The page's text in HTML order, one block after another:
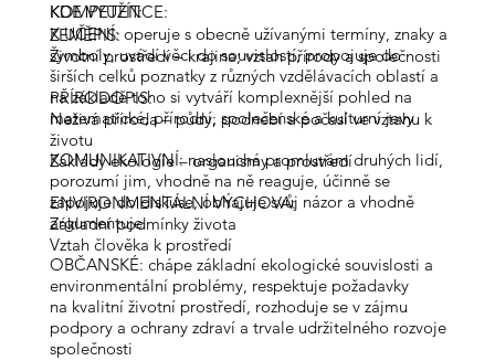
ZEMĚPIS:
Životní prostředí – krajina; vztah přírody a společnosti
PŘÍRODOPIS:
Neživá příroda – půdy; podnebí a počasí ve vztahu k
životu
Základy ekologie – organismy a prostředí
ENVIRONMENTÁLNÍ VÝCHOVA:
Základní podmínky života
Vztah člověka k prostředí
KDE VYUŽÍT:
K UČENÍ: operuje s obecně užívanými termíny, znaky a
symboly, uvádí věci do souvislostí, propojuje do
širších celků poznatky z různých vzdělávacích oblastí a
na základě toho si vytváří komplexnější pohled na
matematické, přírodní, společenské a kulturní jevy
KOMUNIKATIVNÍ: naslouchá promluvám druhých lidí,
porozumí jim, vhodně na ně reaguje, účinně se
zapojuje do diskuse, obhajuje svůj názor a vhodně
argumentuje
OBČANSKÉ: chápe základní ekologické souvislosti a
environmentální problémy, respektuje požadavky
na kvalitní životní prostředí, rozhoduje se v zájmu
podpory a ochrany zdraví a trvale udržitelného rozvoje
společnosti
KOMPETENCE: